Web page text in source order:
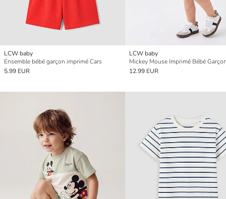
LCW baby
Ensemble bébé garçon imprimé Cars
5.99 EUR
LCW baby
12.99 EUR